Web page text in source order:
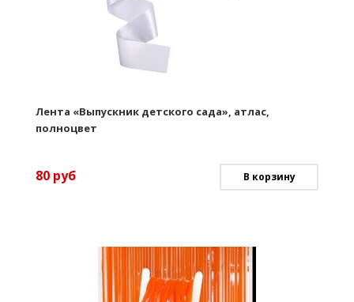
Лента «Выпускник детского сада», атлас,
полноцвет
80 руб В корзину